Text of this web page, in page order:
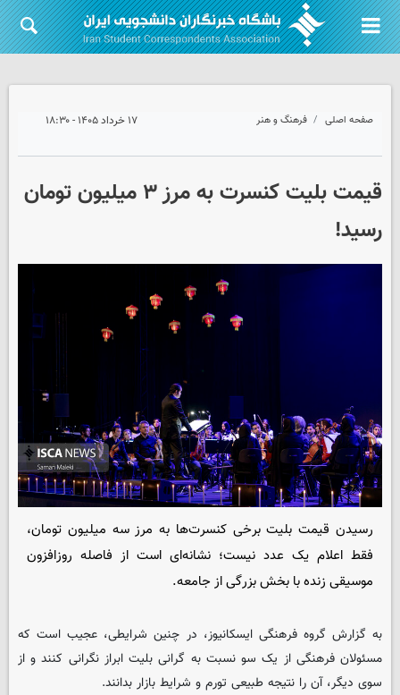
صفحه اصلی فرهنگ و هنر ۱۷ خرداد ۱۴۰۵ - ۱۸:۳۰
قیمت بلیت کنسرت‌ به مرز ۳ میلیون تومان
رسید!
رسیدن قیمت بلیت برخی کنسرت‌ها به مرز سه میلیون تومان،
فقط اعلام یک عدد نیست؛ نشانه‌ای است از فاصله روزافزون
موسیقی زنده با بخش بزرگی از جامعه.
به گزارش گروه فرهنگی ایسکانیوز، در چنین شرایطی، عجیب است که
مسئولان فرهنگی از یک سو نسبت به گرانی بلیت ابراز نگرانی کنند و از
سوی دیگر، آن را نتیجه طبیعی تورم و شرایط بازار بدانند.